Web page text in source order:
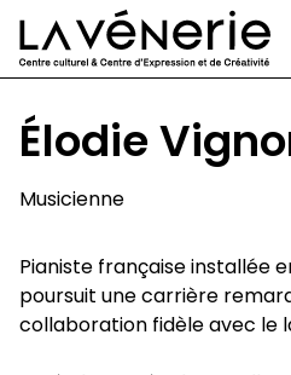
Aller au contenu principal
AA
Élodie
Musicienne
Pianiste française installée
poursuit une carrière
collaboration fidèle avec le